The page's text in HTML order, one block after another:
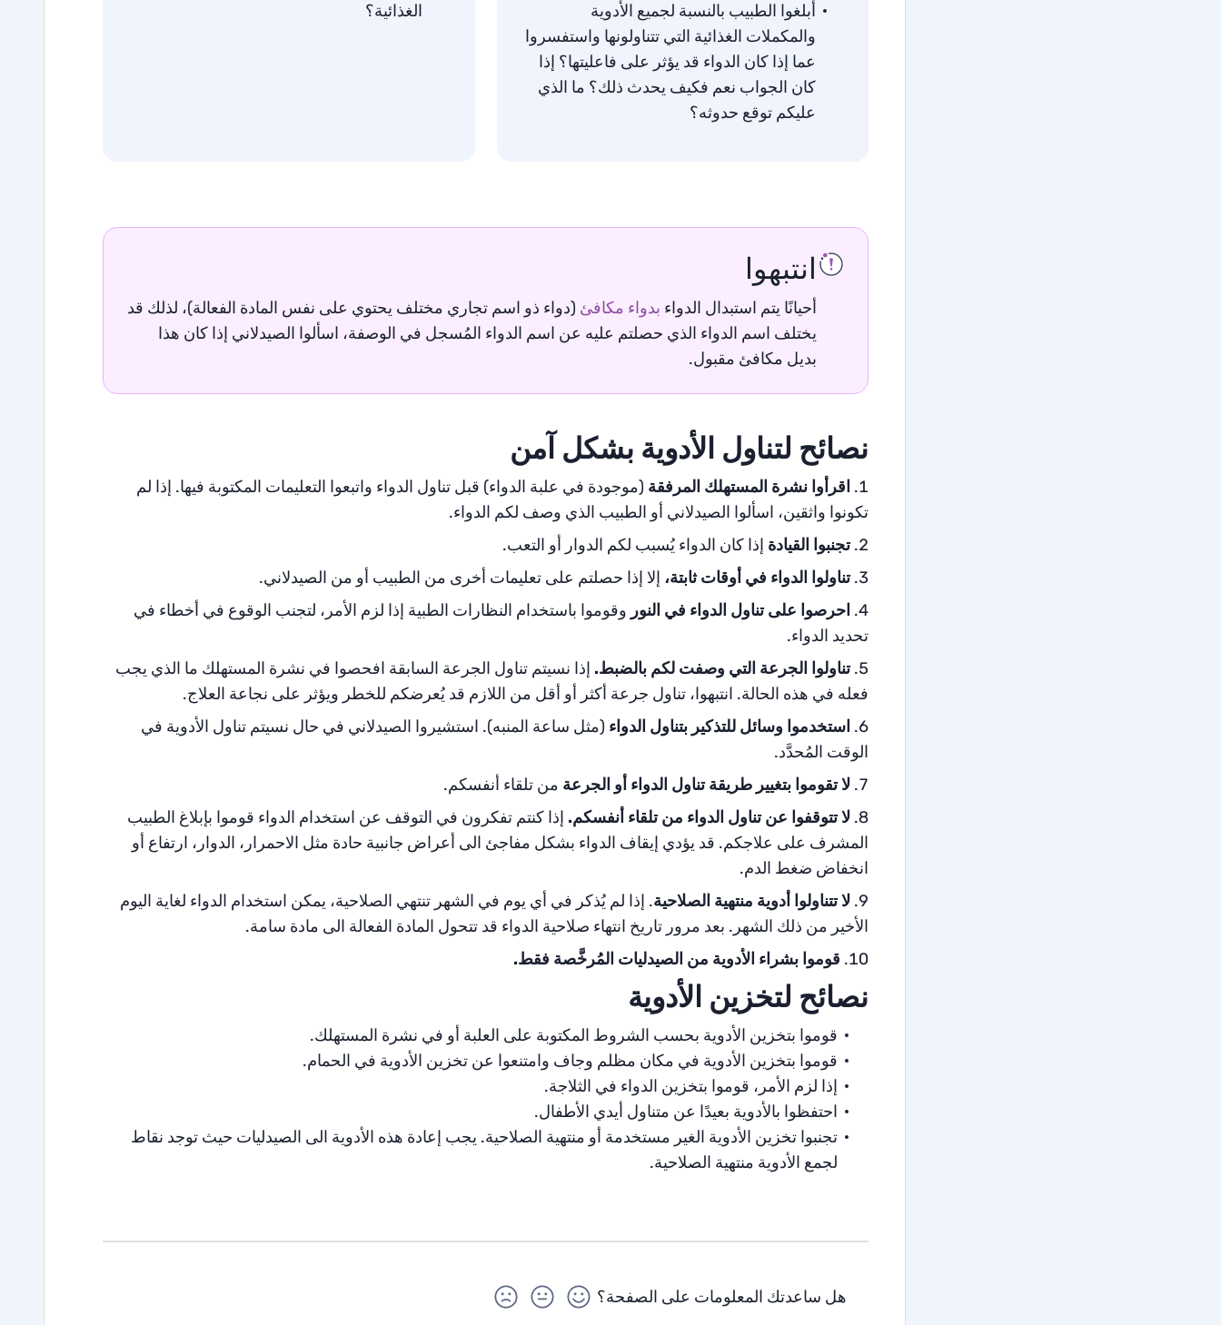
أبلغوا الطبيب بالنسبة لجميع الأدوية
والمكملات الغذائية التي تتناولونها واستفسروا
عما إذا كان الدواء قد يؤثر على فاعليتها؟ إذا
كان الجواب نعم فكيف يحدث ذلك؟ ما الذي
عليكم توقع حدوثه؟
الغذائية؟
انتبهوا
أحيانًا يتم استبدال الدواء بدواء مكافئ (دواء ذو اسم تجاري مختلف يحتوي على نفس المادة الفعالة)، لذلك قد
يختلف اسم الدواء الذي حصلتم عليه عن اسم الدواء المُسجل في الوصفة، اسألوا الصيدلاني إذا كان هذا
بديل مكافئ مقبول.
نصائح لتناول الأدوية بشكل آمن
اقرأوا نشرة المستهلك المرفقة (موجودة في علبة الدواء) قبل تناول الدواء واتبعوا التعليمات المكتوبة فيها. إذا لم
تكونوا واثقين، اسألوا الصيدلاني أو الطبيب الذي وصف لكم الدواء.
تجنبوا القيادة إذا كان الدواء يُسبب لكم الدوار أو التعب.
تناولوا الدواء في أوقات ثابتة، إلا إذا حصلتم على تعليمات أخرى من الطبيب أو من الصيدلاني.
احرصوا على تناول الدواء في النور وقوموا باستخدام النظارات الطبية إذا لزم الأمر، لتجنب الوقوع في أخطاء في
تحديد الدواء.
تناولوا الجرعة التي وصفت لكم بالضبط. إذا نسيتم تناول الجرعة السابقة افحصوا في نشرة المستهلك ما الذي يجب
فعله في هذه الحالة. انتبهوا، تناول جرعة أكثر أو أقل من اللازم قد يُعرضكم للخطر ويؤثر على نجاعة العلاج.
استخدموا وسائل للتذكير بتناول الدواء (مثل ساعة المنبه). استشيروا الصيدلاني في حال نسيتم تناول الأدوية في
الوقت المُحدَّد.
لا تقوموا بتغيير طريقة تناول الدواء أو الجرعة من تلقاء أنفسكم.
لا تتوقفوا عن تناول الدواء من تلقاء أنفسكم. إذا كنتم تفكرون في التوقف عن استخدام الدواء قوموا بإبلاغ الطبيب
المشرف على علاجكم. قد يؤدي إيقاف الدواء بشكل مفاجئ الى أعراض جانبية حادة مثل الاحمرار، الدوار، ارتفاع أو
انخفاض ضغط الدم.
لا تتناولوا أدوية منتهية الصلاحية. إذا لم يُذكر في أي يوم في الشهر تنتهي الصلاحية، يمكن استخدام الدواء لغاية اليوم
الأخير من ذلك الشهر. بعد مرور تاريخ انتهاء صلاحية الدواء قد تتحول المادة الفعالة الى مادة سامة.
قوموا بشراء الأدوية من الصيدليات المُرخَّصة فقط.
نصائح لتخزين الأدوية
قوموا بتخزين الأدوية بحسب الشروط المكتوبة على العلبة أو في نشرة المستهلك.
قوموا بتخزين الأدوية في مكان مظلم وجاف وامتنعوا عن تخزين الأدوية في الحمام.
إذا لزم الأمر، قوموا بتخزين الدواء في الثلاجة.
احتفظوا بالأدوية بعيدًا عن متناول أيدي الأطفال.
تجنبوا تخزين الأدوية الغير مستخدمة أو منتهية الصلاحية. يجب إعادة هذه الأدوية الى الصيدليات حيث توجد نقاط
لجمع الأدوية منتهية الصلاحية.
هل ساعدتك المعلومات على الصفحة؟